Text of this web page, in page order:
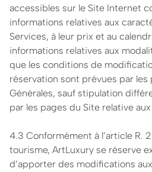
accessibles sur le Site Internet
informations relatives aux
Services, à leur prix et au
informations relatives aux
que les conditions de
réservation sont prévues par
Générales, sauf stipulation
par les pages du Site relative
4.3 Conformément à l’article R.
tourisme, ArtLuxury se réserve
d’apporter des modifications